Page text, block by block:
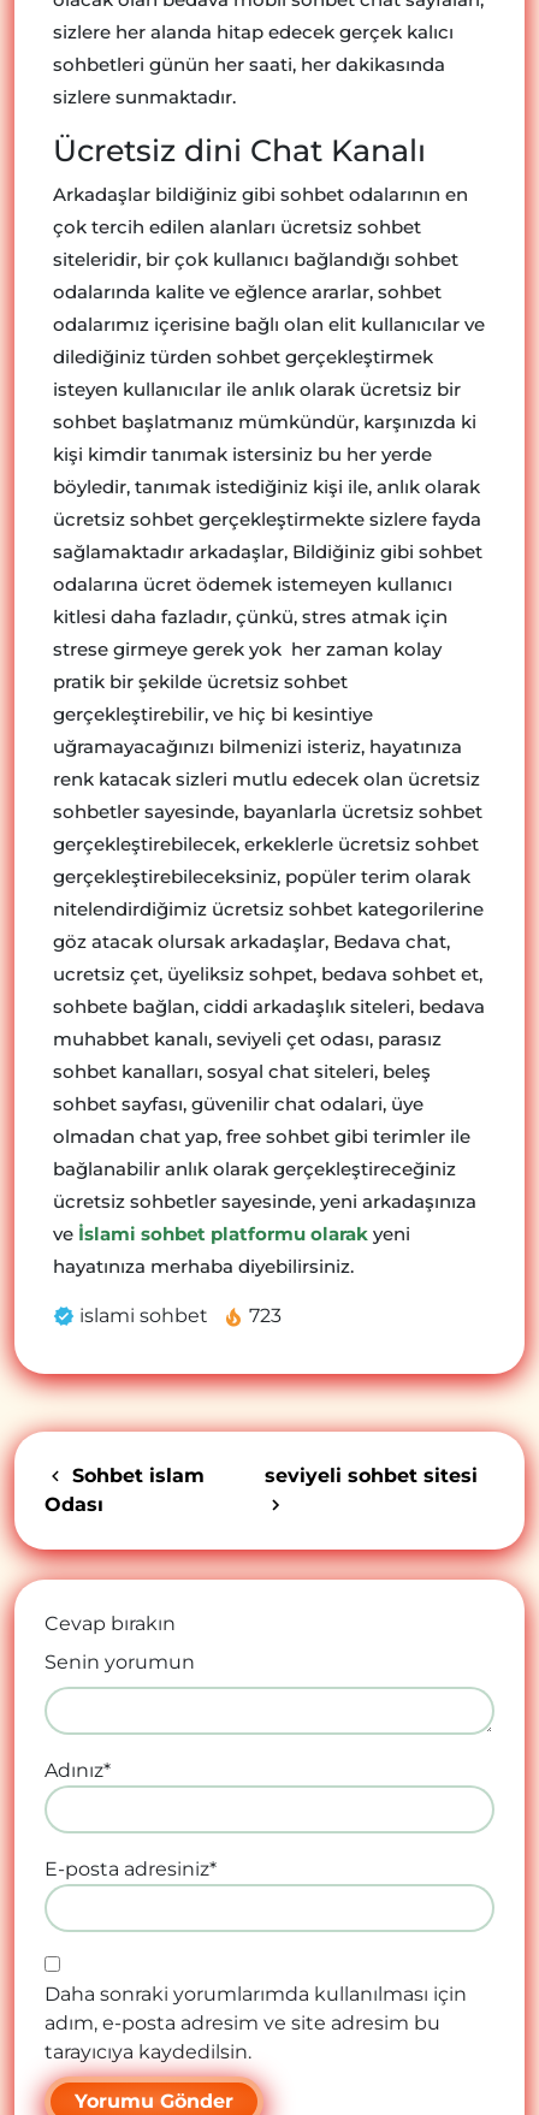
sizlere her alanda hitap edecek gerçek kalıcı
sohbetleri günün her saati, her dakikasında
sizlere sunmaktadır.
Ücretsiz dini Chat Kanalı
Arkadaşlar bildiğiniz gibi sohbet odalarının en
çok tercih edilen alanları ücretsiz sohbet
siteleridir, bir çok kullanıcı bağlandığı sohbet
odalarında kalite ve eğlence ararlar, sohbet
odalarımız içerisine bağlı olan elit kullanıcılar ve
dilediğiniz türden sohbet gerçekleştirmek
isteyen kullanıcılar ile anlık olarak ücretsiz bir
sohbet başlatmanız mümkündür, karşınızda ki
kişi kimdir tanımak istersiniz bu her yerde
böyledir, tanımak istediğiniz kişi ile, anlık olarak
ücretsiz sohbet gerçekleştirmekte sizlere fayda
sağlamaktadır arkadaşlar, Bildiğiniz gibi sohbet
odalarına ücret ödemek istemeyen kullanıcı
kitlesi daha fazladır, çünkü, stres atmak için
strese girmeye gerek yok her zaman kolay
pratik bir şekilde ücretsiz sohbet
gerçekleştirebilir, ve hiç bi kesintiye
uğramayacağınızı bilmenizi isteriz, hayatınıza
renk katacak sizleri mutlu edecek olan ücretsiz
sohbetler sayesinde, bayanlarla ücretsiz sohbet
gerçekleştirebilecek, erkeklerle ücretsiz sohbet
gerçekleştirebileceksiniz, popüler terim olarak
nitelendirdiğimiz ücretsiz sohbet kategorilerine
göz atacak olursak arkadaşlar, Bedava chat,
ucretsiz çet, üyeliksiz sohpet, bedava sohbet et,
sohbete bağlan, ciddi arkadaşlık siteleri, bedava
muhabbet kanalı, seviyeli çet odası, parasız
sohbet kanalları, sosyal chat siteleri, beleş
sohbet sayfası, güvenilir chat odalari, üye
olmadan chat yap, free sohbet gibi terimler ile
bağlanabilir anlık olarak gerçekleştireceğiniz
ücretsiz sohbetler sayesinde, yeni arkadaşınıza
ve İslami sohbet platformu olarak yeni
hayatınıza merhaba diyebilirsiniz.
islami sohbet 723
Sohbet islam
Odası
seviyeli sohbet sitesi
Cevap bırakın
Senin yorumun
Adınız*
E-posta adresiniz*
Daha sonraki yorumlarımda kullanılması için
adım, e-posta adresim ve site adresim bu
tarayıcıya kaydedilsin.